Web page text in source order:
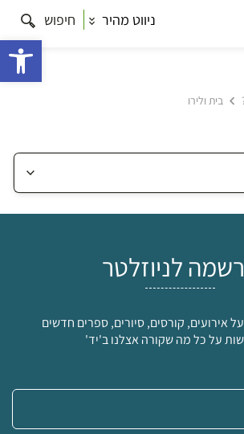
ניווט מהיר חיפוש
בית ולירו
לניוזלטר
אירועים, קורסים, סיורים, ספרים חדשים
על כל מה שקורה אצלנו ב'יד'